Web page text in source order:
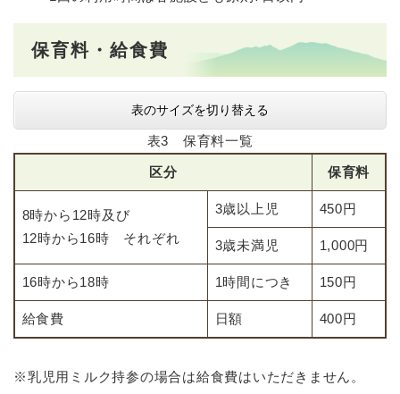
保育料・給食費
表のサイズを切り替える
表3 保育料一覧
区分 保育料
8時から12時及び
12時から16時 それぞれ
3歳以上児 450円
3歳未満児 1,000円
16時から18時 1時間につき 150円
給食費 日額 400円
※乳児用ミルク持参の場合は給食費はいただきません。